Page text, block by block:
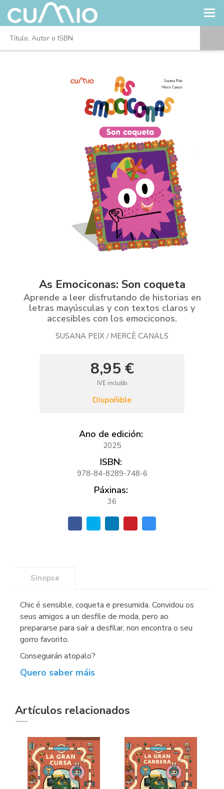
As Emociconas: Son coqueta
Aprende a leer disfrutando de historias en
letras mayúsculas y con textos claros y
accesibles con los emociconos.
SUSANA PEIX / MERCÈ CANALS
8,95 €
IVE incluído
Dispoñible
Ano de edición:
2025
ISBN:
978-84-8289-748-6
Páxinas:
36
Sinopse
Chic é sensible, coqueta e presumida. Convidou os
seus amigos a un desfile de moda, pero ao
prepararse para saír a desfilar, non encontra o seu
gorro favorito.
Conseguirán atopalo?
Quero saber máis
Artículos relacionados